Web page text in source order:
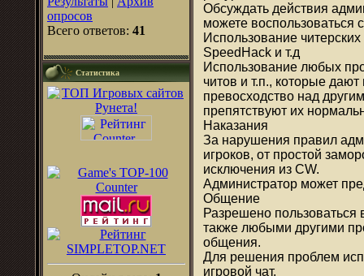
опросов
Всего ответов: 41
Статистика
Обсуждать действия
можете
Использование
SpeedHack и т.д
Использование любых
читов и т.п., которые
превосходство над
препятствуют их
Наказания
За нарушения правил
игроков, от простой
исключения из CW.
Администратор может
Общение
Разрешено пользоваться
также любыми другими
общения.
Для решения проблем
игровой чат.